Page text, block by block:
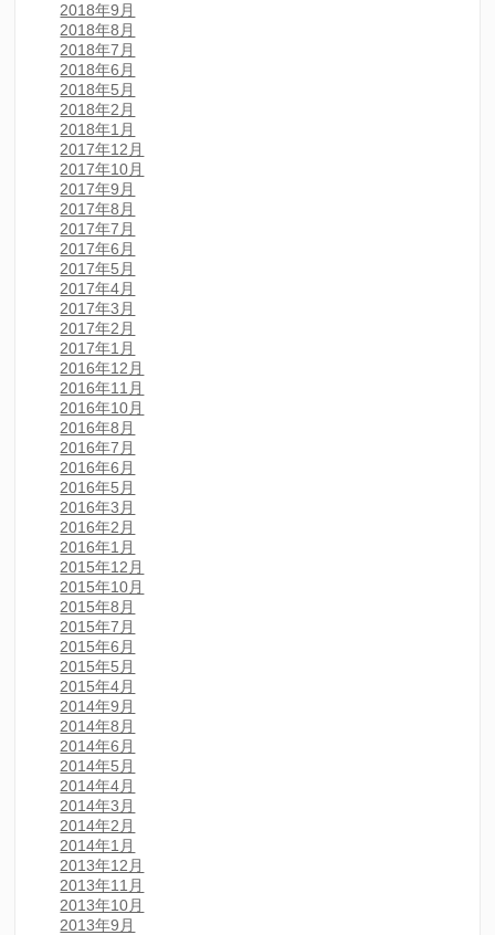
2018年9月
2018年8月
2018年7月
2018年6月
2018年5月
2018年2月
2018年1月
2017年12月
2017年10月
2017年9月
2017年8月
2017年7月
2017年6月
2017年5月
2017年4月
2017年3月
2017年2月
2017年1月
2016年12月
2016年11月
2016年10月
2016年8月
2016年7月
2016年6月
2016年5月
2016年3月
2016年2月
2016年1月
2015年12月
2015年10月
2015年8月
2015年7月
2015年6月
2015年5月
2015年4月
2014年9月
2014年8月
2014年6月
2014年5月
2014年4月
2014年3月
2014年2月
2014年1月
2013年12月
2013年11月
2013年10月
2013年9月